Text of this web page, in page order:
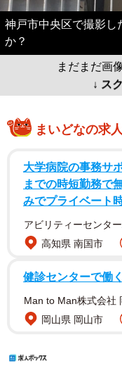
神戸市中央区で撮影
か？
まだまだ画
↓ ス
まいどなの求
大学病院の事務サ
までの時短勤務で
みでプライベート
アビリティーセンタ
高知県 南国市
健診センターで働
Man to Man株式会社
岡山県 岡山市